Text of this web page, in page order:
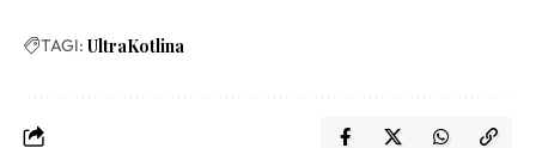
TAGI: UltraKotlina